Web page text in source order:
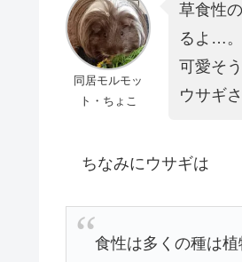
同居モルモッ
ト・ちょこ
草食性
るよ…。
可愛そう
ウサギさ
ちなみにウサギは
食性は多くの種は